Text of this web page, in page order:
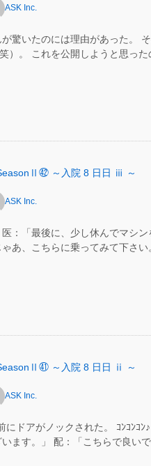
ASK Inc.
驚いたのには理由があった。
）。 これを公開しようと思っ
㊷ ～入院 8 日日 ⅲ ～
ASK Inc.
：「最後に、少し休んでマシン
あ、こちらに乗ってみて下さ
㊶ ～入院 8 日日 ⅱ ～
ASK Inc.
ドアがノックされた。 ｺﾝｺﾝｺﾝ
ます。」 配：「こちらで良い